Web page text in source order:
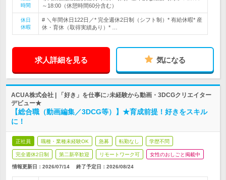
時間
～18:00（休憩時間60分含む）
休日
休暇
# ＼年間休日122日／* 完全週休2日制（シフト制）* 有給休暇* 産
休・育休（取得実績あり）* …
求人詳細を見る 気になる
ACUA株式会社 | 「好き」を仕事に♪未経験から動画・3DCGクリエイター
デビュー★
【総合職（動画編集／3DCG等）】★育成前提！好きをスキル
に！
正社員 職種・業種未経験OK 急募 転勤なし 学歴不問
完全週休2日制 第二新卒歓迎 リモートワーク可 女性のおしごと掲載中
情報更新日：2026/07/14 終了予定日： 2026/08/24